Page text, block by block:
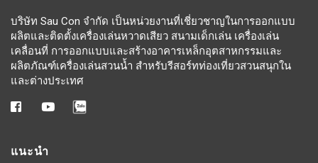
บริษัท Sau Con จำกัด เป็นหน่วยงานที่เชี่ยวชาญในการออกแบบ
ผลิตและติดตั้งเครื่องเล่นหวาดเสียว สนามเด็กเล่น เครื่องเล่น
เคลื่อนที่ การออกแบบและสร้างอาคารเหล็กอุตสาหกรรมและ
ผลิตภัณฑ์เครื่องเล่นสวนน้ำ สำหรับรีสอร์ทท่องเที่ยวสวนสนุกใน
และต่างประเทศ
แนะนำ